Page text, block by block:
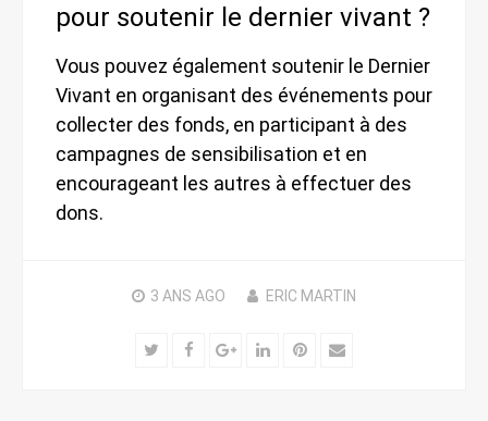
pour soutenir le dernier vivant ?
Vous pouvez également soutenir le Dernier
Vivant en organisant des événements pour
collecter des fonds, en participant à des
campagnes de sensibilisation et en
encourageant les autres à effectuer des
dons.
3 ANS AGO ERIC MARTIN
TwitterFacebookGoogle+
LinkedInPinterest
Email